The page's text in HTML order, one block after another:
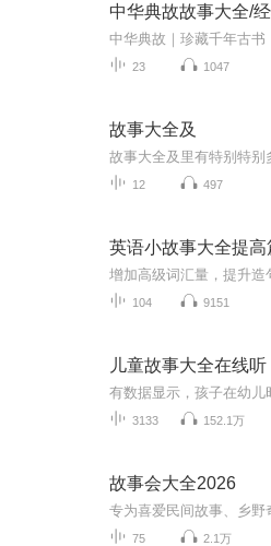
中华典故故事大全/
23 1047
故事大全及
12 497
英语小故事大全提高
104 9151
儿童故事大全在线听
3133 152.1万
故事会大全2026
75 2.1万